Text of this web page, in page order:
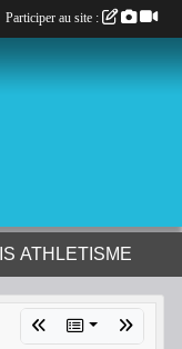
ATHLETISME
Participer au site :